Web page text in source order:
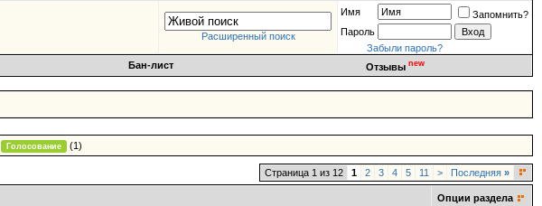
Расширенный поиск
Имя
Запомнить?
Пароль
Забыли пароль?
Бан-лист Отзывы new
Голосование (1)
Страница 1 из 12 1 2 3 4 5 11 > Последняя »
Опции раздела